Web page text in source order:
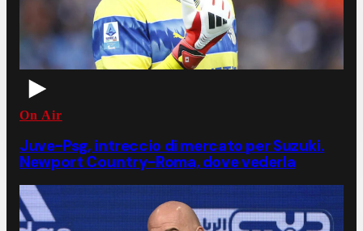
On Air
Juve-Psg, intreccio di mercato per Suzuki.
Newport Country-Roma, dove vederla